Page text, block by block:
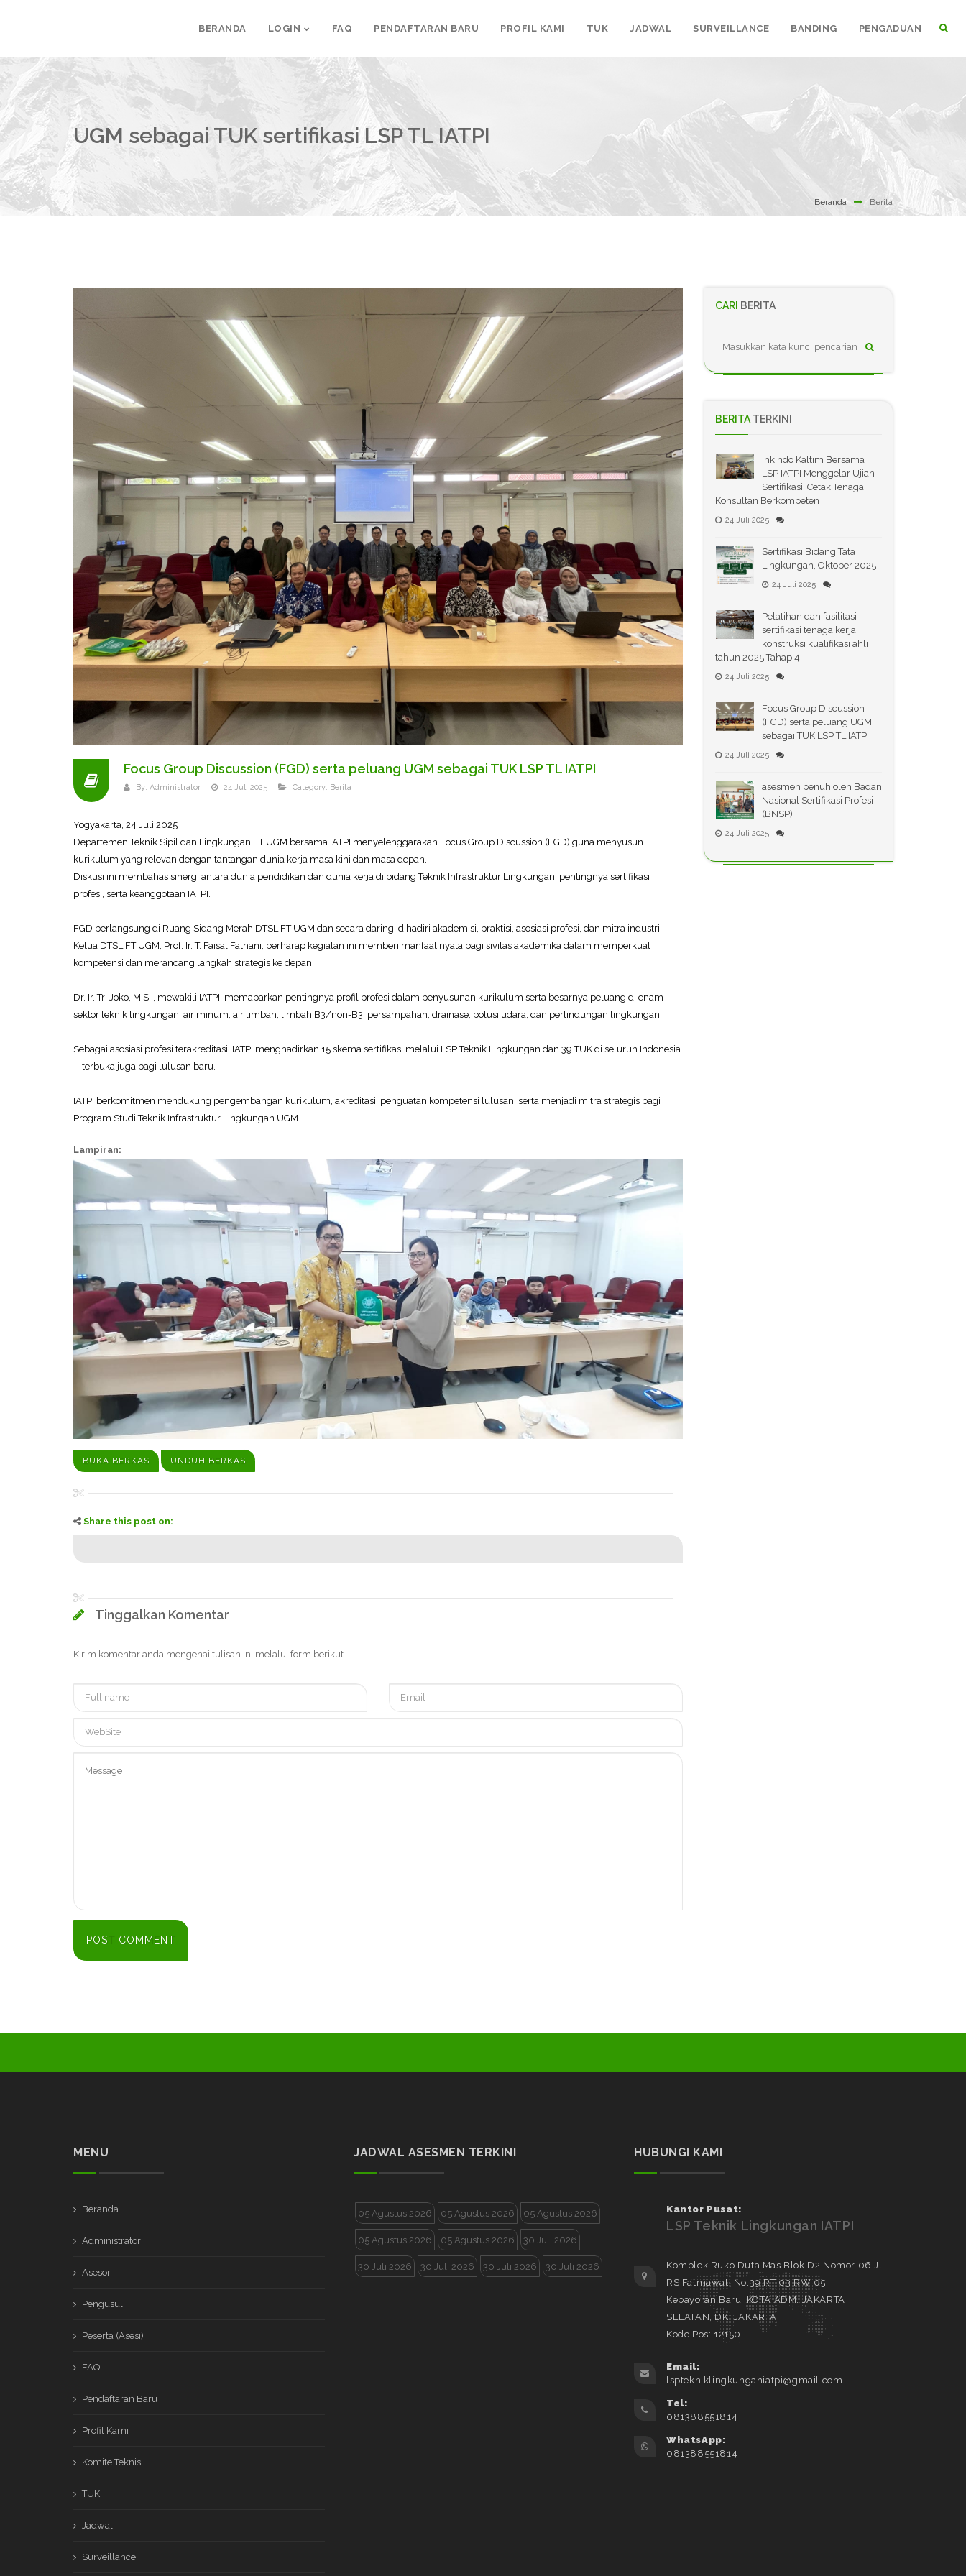
BERANDA LOGIN FAQ PENDAFTARAN BARU PROFIL KAMI TUK JADWAL SURVEILLANCE BANDING PENGADUAN
UGM sebagai TUK sertifikasi LSP TL IATPI
Beranda Berita
Focus Group Discussion (FGD) serta peluang UGM sebagai TUK LSP TL IATPI
By: Administrator 24 Juli 2025 Category: Berita
Yogyakarta, 24 Juli 2025
Departemen Teknik Sipil dan Lingkungan FT UGM bersama IATPI menyelenggarakan Focus Group Discussion (FGD) guna menyusun
kurikulum yang relevan dengan tantangan dunia kerja masa kini dan masa depan.
Diskusi ini membahas sinergi antara dunia pendidikan dan dunia kerja di bidang Teknik Infrastruktur Lingkungan, pentingnya sertifikasi
profesi, serta keanggotaan IATPI.
FGD berlangsung di Ruang Sidang Merah DTSL FT UGM dan secara daring, dihadiri akademisi, praktisi, asosiasi profesi, dan mitra industri.
Ketua DTSL FT UGM, Prof. Ir. T. Faisal Fathani, berharap kegiatan ini memberi manfaat nyata bagi sivitas akademika dalam memperkuat
kompetensi dan merancang langkah strategis ke depan.
Dr. Ir. Tri Joko, M.Si., mewakili IATPI, memaparkan pentingnya profil profesi dalam penyusunan kurikulum serta besarnya peluang di enam
sektor teknik lingkungan: air minum, air limbah, limbah B3/non-B3, persampahan, drainase, polusi udara, dan perlindungan lingkungan.
Sebagai asosiasi profesi terakreditasi, IATPI menghadirkan 15 skema sertifikasi melalui LSP Teknik Lingkungan dan 39 TUK di seluruh Indonesia
—terbuka juga bagi lulusan baru.
IATPI berkomitmen mendukung pengembangan kurikulum, akreditasi, penguatan kompetensi lulusan, serta menjadi mitra strategis bagi
Program Studi Teknik Infrastruktur Lingkungan UGM.
Lampiran:
BUKA BERKAS UNDUH BERKAS
Share this post on:
Tinggalkan Komentar
Kirim komentar anda mengenai tulisan ini melalui form berikut.
CARI BERITA
BERITA TERKINI
Inkindo Kaltim Bersama
LSP IATPI Menggelar Ujian
Sertifikasi, Cetak Tenaga
Konsultan Berkompeten
24 Juli 2025
Sertifikasi Bidang Tata
Lingkungan, Oktober 2025
24 Juli 2025
Pelatihan dan fasilitasi
sertifikasi tenaga kerja
konstruksi kualifikasi ahli
tahun 2025 Tahap 4
24 Juli 2025
Focus Group Discussion
(FGD) serta peluang UGM
sebagai TUK LSP TL IATPI
24 Juli 2025
asesmen penuh oleh Badan
Nasional Sertifikasi Profesi
(BNSP)
24 Juli 2025
MENU
Beranda
Administrator
Asesor
Pengusul
Peserta (Asesi)
FAQ
Pendaftaran Baru
Profil Kami
Komite Teknis
TUK
Jadwal
Surveillance
JADWAL ASESMEN TERKINI
05 Agustus 2026 05 Agustus 2026 05 Agustus 2026
05 Agustus 2026 05 Agustus 2026 30 Juli 2026
30 Juli 2026 30 Juli 2026 30 Juli 2026 30 Juli 2026
HUBUNGI KAMI
Kantor Pusat:
LSP Teknik Lingkungan IATPI
Komplek Ruko Duta Mas Blok D2 Nomor 06 Jl.
RS Fatmawati No.39 RT 03 RW 05
Kebayoran Baru, KOTA ADM. JAKARTA
SELATAN, DKI JAKARTA
Kode Pos: 12150
Email:
lsptekniklingkunganiatpi@gmail.com
Tel:
081388551814
WhatsApp:
081388551814